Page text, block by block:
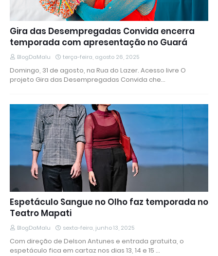
Gira das Desempregadas Convida encerra
temporada com apresentação no Guará
BlogDaMalu terça-feira, agosto 26, 2025
Domingo, 31 de agosto, na Rua do Lazer. Acesso livre O
projeto Gira das Desempregadas Convida che…
Espetáculo Sangue no Olho faz temporada no
Teatro Mapati
BlogDaMalu sexta-feira, junho 13, 2025
Com direção de Delson Antunes e entrada gratuita, o
espetáculo fica em cartaz nos dias 13, 14 e 15 …